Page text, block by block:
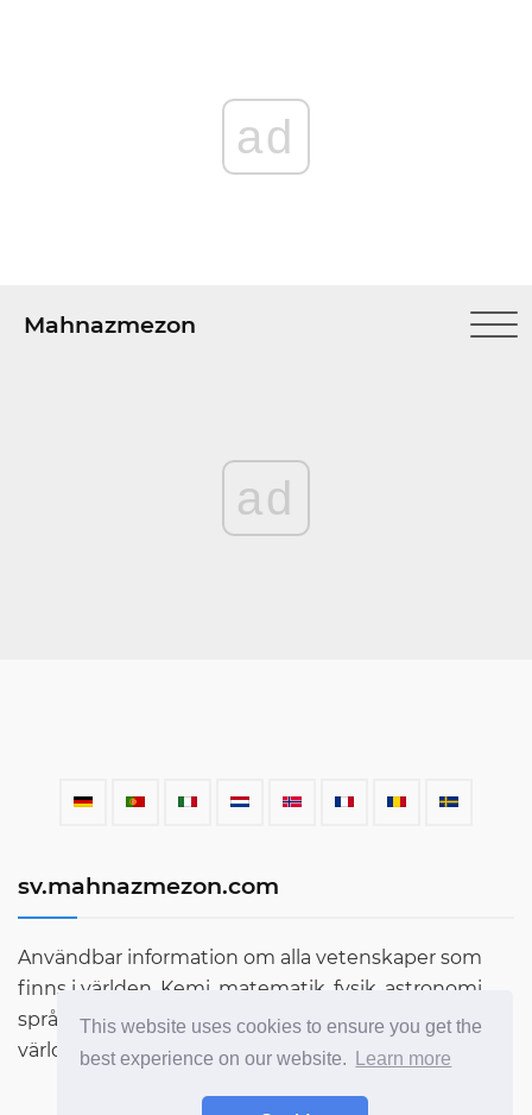
This website uses cookies to ensure you get the
best experience on our website.
Learn more
ad
Mahnazmezon
ad
sv.mahnazmezon.com
Användbar information om alla vetenskaper som
finns i världen. Kemi, matematik, fysik, astronomi,
språk, litteratur och mycket mer. Ta reda på mer om
världen genom vår blogg!